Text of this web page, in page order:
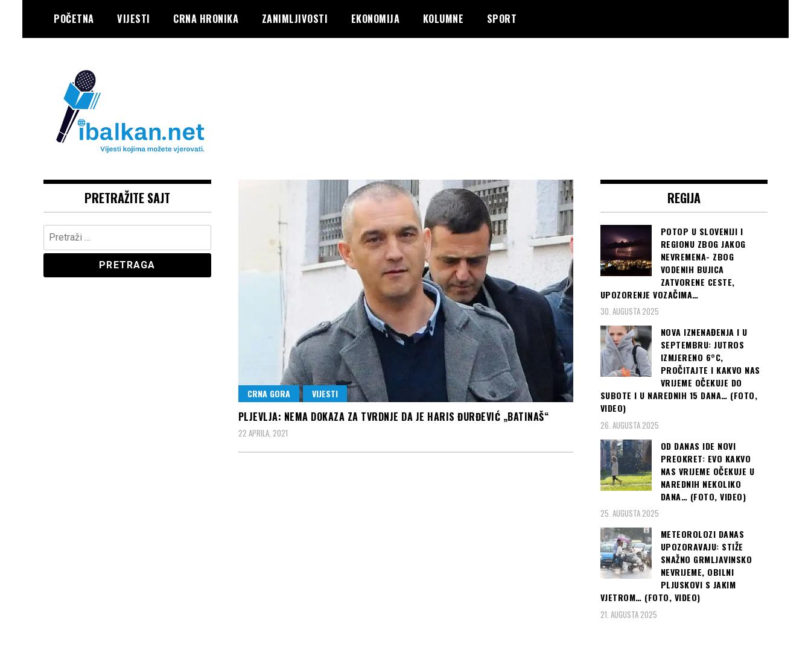
content
POČETNA VIJESTI CRNA HRONIKA ZANIMLJIVOSTI EKONOMIJA KOLUMNE SPORT
IBALKAN
CRNA GORA VIJESTI
PLJEVLJA: NEMA DOKAZA ZA TVRDNJE DA JE HARIS ĐURĐEVIĆ „BATINAŠ“
22 APRILA, 2021
PRETRAŽITE SAJT
Pretraga:
REGIJA
POTOP U SLOVENIJI I
REGIONU ZBOG JAKOG
NEVREMENA- ZBOG
VODENIH BUJICA
ZATVORENE CESTE,
UPOZORENJE VOZAČIMA…
30. AUGUSTA 2025
NOVA IZNENAĐENJA I U
SEPTEMBRU: JUTROS
IZMJERENO 6°C,
PROČITAJTE I KAKVO NAS
VRIJEME OČEKUJE DO
SUBOTE I U NAREDNIH 15 DANA… (FOTO,
VIDEO)
26. AUGUSTA 2025
OD DANAS IDE NOVI
PREOKRET: EVO KAKVO
NAS VRIJEME OČEKUJE U
NAREDNIH NEKOLIKO
DANA… (FOTO, VIDEO)
25. AUGUSTA 2025
METEOROLOZI DANAS
UPOZORAVAJU: STIŽE
SNAŽNO GRMLJAVINSKO
NEVRIJEME, OBILNI
PLJUSKOVI S JAKIM
VJETROM… (FOTO, VIDEO)
21. AUGUSTA 2025